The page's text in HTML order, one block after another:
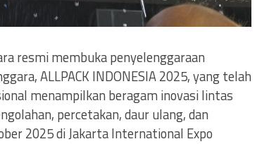
resmi membuka penyelenggaraan
ALLPACK INDONESIA 2025, yang telah
menampilkan beragam inovasi lintas
percetakan, daur ulang, dan
2025 di Jakarta International Expo